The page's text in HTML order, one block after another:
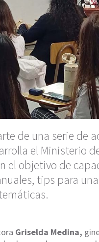
de una serie de
el Ministerio
el objetivo de
tips para
Griselda Medina,